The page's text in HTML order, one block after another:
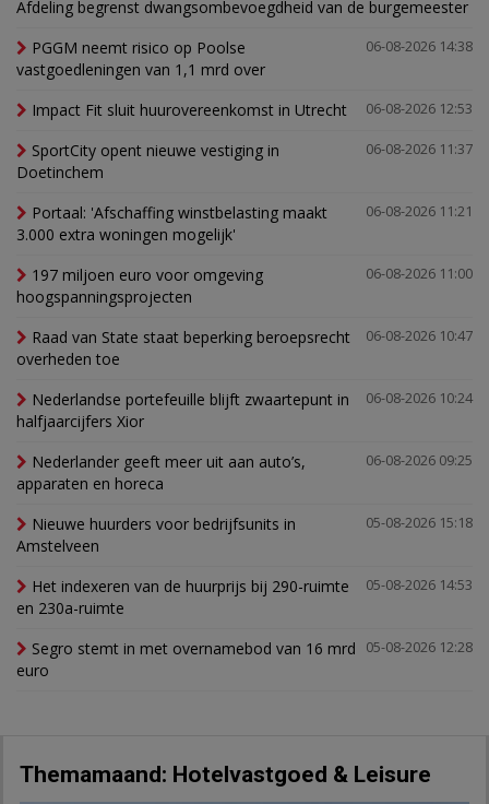
Afdeling begrenst dwangsombevoegdheid van de burgemeester
06-08-2026 14:38
PGGM neemt risico op Poolse
vastgoedleningen van 1,1 mrd over
06-08-2026 12:53
Impact Fit sluit huurovereenkomst in Utrecht
06-08-2026 11:37
SportCity opent nieuwe vestiging in
Doetinchem
06-08-2026 11:21
Portaal: 'Afschaffing winstbelasting maakt
3.000 extra woningen mogelijk'
06-08-2026 11:00
197 miljoen euro voor omgeving
hoogspanningsprojecten
06-08-2026 10:47
Raad van State staat beperking beroepsrecht
overheden toe
06-08-2026 10:24
Nederlandse portefeuille blijft zwaartepunt in
halfjaarcijfers Xior
06-08-2026 09:25
Nederlander geeft meer uit aan auto’s,
apparaten en horeca
05-08-2026 15:18
Nieuwe huurders voor bedrijfsunits in
Amstelveen
05-08-2026 14:53
Het indexeren van de huurprijs bij 290-ruimte
en 230a-ruimte
05-08-2026 12:28
Segro stemt in met overnamebod van 16 mrd
euro
Themamaand: Hotelvastgoed & Leisure